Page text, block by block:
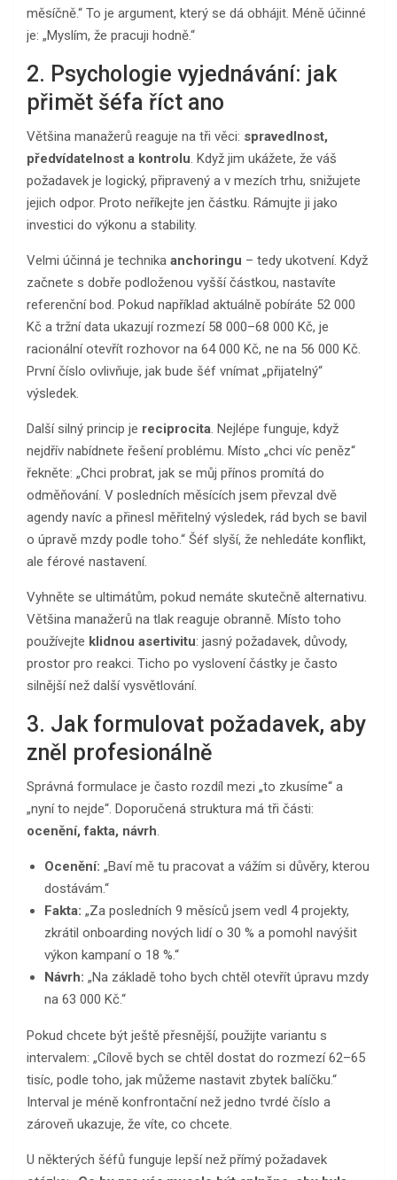
měsíčně.“ To je argument, který se dá obhájit. Méně účinné
je: „Myslím, že pracuji hodně.“
2. Psychologie vyjednávání: jak
přimět šéfa říct ano
Většina manažerů reaguje na tři věci: spravedlnost,
předvídatelnost a kontrolu. Když jim ukážete, že váš
požadavek je logický, připravený a v mezích trhu, snižujete
jejich odpor. Proto neříkejte jen částku. Rámujte ji jako
investici do výkonu a stability.
Velmi účinná je technika anchoringu – tedy ukotvení. Když
začnete s dobře podloženou vyšší částkou, nastavíte
referenční bod. Pokud například aktuálně pobíráte 52 000
Kč a tržní data ukazují rozmezí 58 000–68 000 Kč, je
racionální otevřít rozhovor na 64 000 Kč, ne na 56 000 Kč.
První číslo ovlivňuje, jak bude šéf vnímat „přijatelný“
výsledek.
Další silný princip je reciprocita. Nejlépe funguje, když
nejdřív nabídnete řešení problému. Místo „chci víc peněz“
řekněte: „Chci probrat, jak se můj přínos promítá do
odměňování. V posledních měsících jsem převzal dvě
agendy navíc a přinesl měřitelný výsledek, rád bych se bavil
o úpravě mzdy podle toho.“ Šéf slyší, že nehledáte konflikt,
ale férové nastavení.
Vyhněte se ultimátům, pokud nemáte skutečně alternativu.
Většina manažerů na tlak reaguje obranně. Místo toho
používejte klidnou asertivitu: jasný požadavek, důvody,
prostor pro reakci. Ticho po vyslovení částky je často
silnější než další vysvětlování.
3. Jak formulovat požadavek, aby
zněl profesionálně
Správná formulace je často rozdíl mezi „to zkusíme“ a
„nyní to nejde“. Doporučená struktura má tři části:
ocenění, fakta, návrh.
Ocenění: „Baví mě tu pracovat a vážím si důvěry, kterou
dostávám.“
Fakta: „Za posledních 9 měsíců jsem vedl 4 projekty,
zkrátil onboarding nových lidí o 30 % a pomohl navýšit
výkon kampaní o 18 %.“
Návrh: „Na základě toho bych chtěl otevřít úpravu mzdy
na 63 000 Kč.“
Pokud chcete být ještě přesnější, použijte variantu s
intervalem: „Cílově bych se chtěl dostat do rozmezí 62–65
tisíc, podle toho, jak můžeme nastavit zbytek balíčku.“
Interval je méně konfrontační než jedno tvrdé číslo a
zároveň ukazuje, že víte, co chcete.
U některých šéfů funguje lepší než přímý požadavek